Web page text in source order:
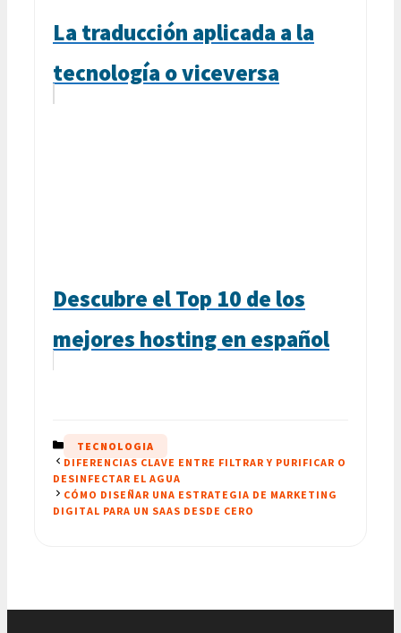
La traducción aplicada a la
tecnología o viceversa
Descubre el Top 10 de los
mejores hosting en español
CATEGORÍAS
TECNOLOGIA
DIFERENCIAS CLAVE ENTRE FILTRAR Y PURIFICAR O
DESINFECTAR EL AGUA
CÓMO DISEÑAR UNA ESTRATEGIA DE MARKETING
DIGITAL PARA UN SAAS DESDE CERO